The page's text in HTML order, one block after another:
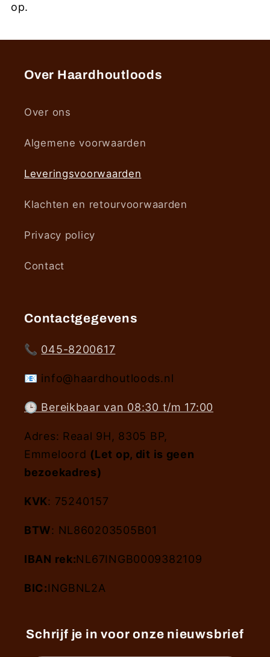
op.
Over Haardhoutloods
Over ons
Algemene voorwaarden
Leveringsvoorwaarden
Klachten en retourvoorwaarden
Privacy policy
Contact
Contactgegevens
📞 045-8200617
📧 info@haardhoutloods.nl
🕒 Bereikbaar van 08:30 t/m 17:00
Adres: Reaal 9H, 8305 BP,
Emmeloord (Let op, dit is geen
bezoekadres)
KVK: 75240157
BTW: NL860203505B01
IBAN rek:NL67INGB0009382109
BIC:INGBNL2A
Schrijf je in voor onze nieuwsbrief